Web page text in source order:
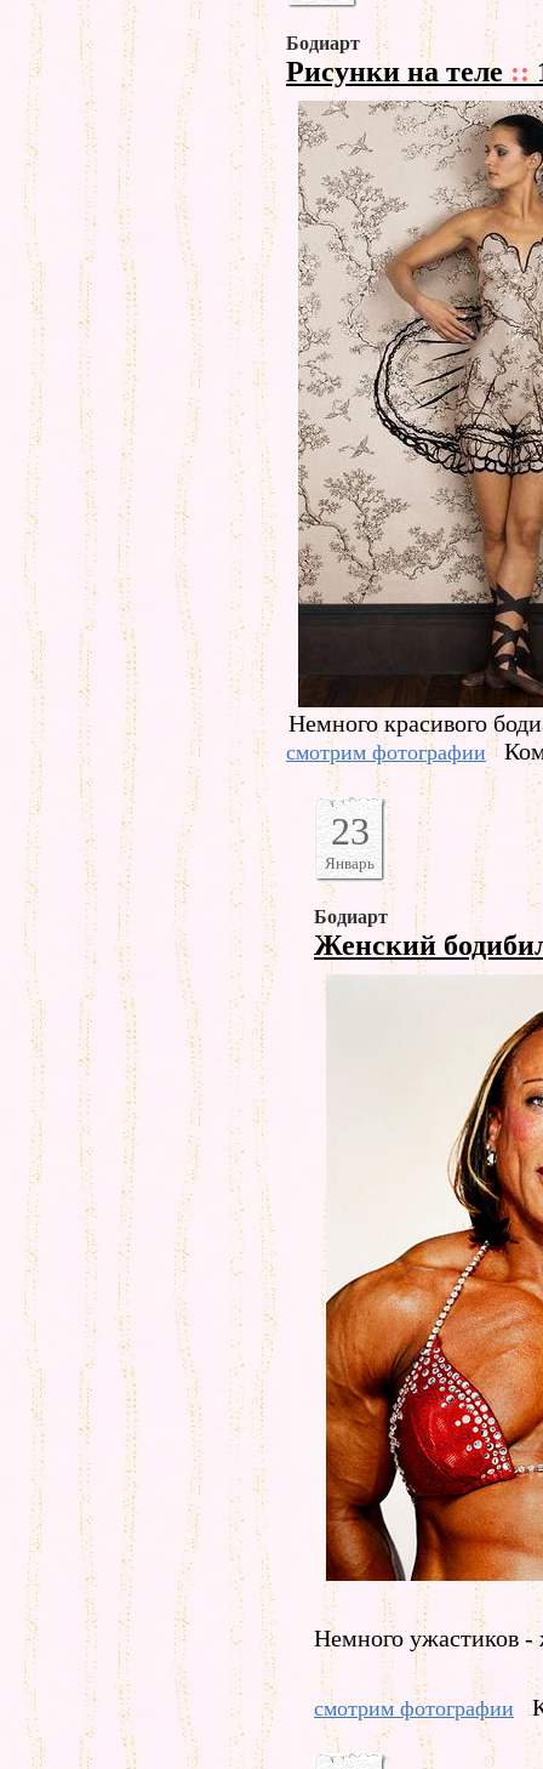
Бодиарт
Рисунки на теле ::
Немного красивого
смотрим фотографии
23
Январь
Бодиарт
Женский
Немного ужастиков
смотрим фотографии